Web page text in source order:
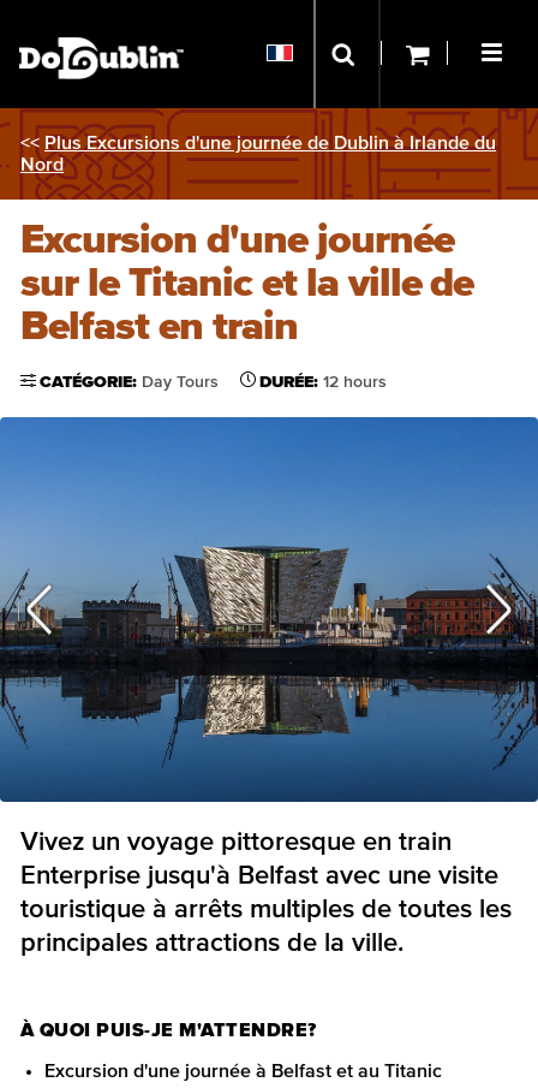
<< Plus Excursions d'une journée de Dublin à Irlande du
Nord
Excursion d'une journée
sur le Titanic et la ville de
Belfast en train
CATÉGORIE: Day Tours DURÉE: 12 hours
Vivez un voyage pittoresque en train
Enterprise jusqu'à Belfast avec une visite
touristique à arrêts multiples de toutes les
principales attractions de la ville.
À QUOI PUIS-JE M'ATTENDRE?
Excursion d'une journée à Belfast et au Titanic